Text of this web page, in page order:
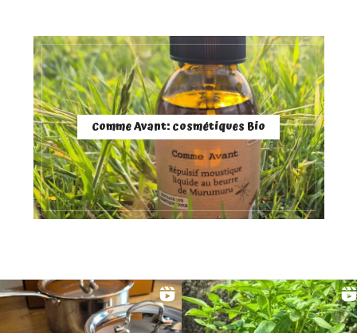
Comme Avant: cosmétiques Bio